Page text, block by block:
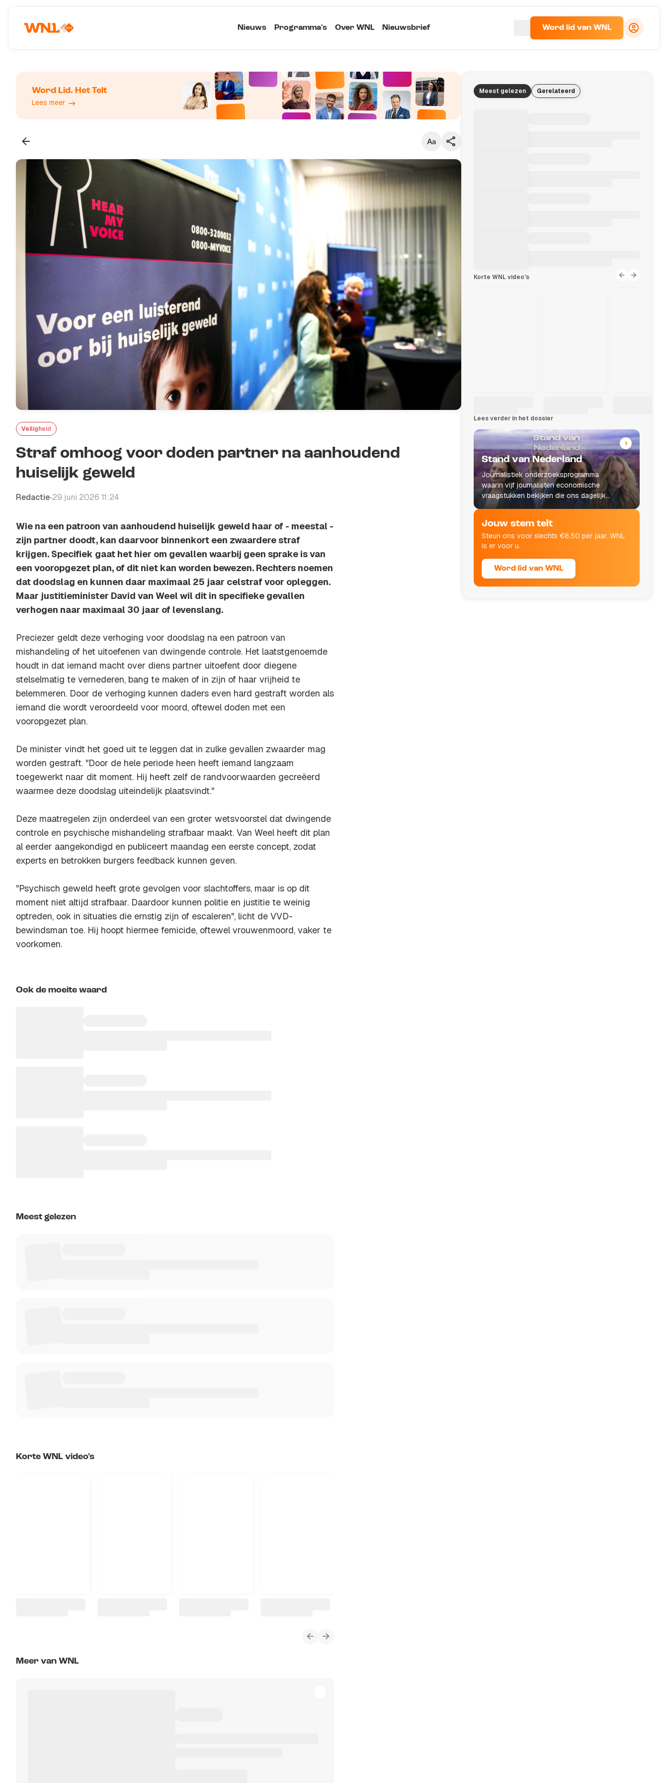
Nieuws Programma's Over WNL Nieuwsbrief Word lid van WNL
Word Lid. Het Telt
Lees meer
Klein
Groot
Kopieer link
Veiligheid
Straf omhoog voor doden partner na aanhoudend
huiselijk geweld
Redactie•29 juni 2026 11:24
Wie na een patroon van aanhoudend huiselijk geweld haar of - meestal -
zijn partner doodt, kan daarvoor binnenkort een zwaardere straf
krijgen. Specifiek gaat het hier om gevallen waarbij geen sprake is van
een vooropgezet plan, of dit niet kan worden bewezen. Rechters noemen
dat doodslag en kunnen daar maximaal 25 jaar celstraf voor opleggen.
Maar justitieminister David van Weel wil dit in specifieke gevallen
verhogen naar maximaal 30 jaar of levenslang.
Preciezer geldt deze verhoging voor doodslag na een patroon van
mishandeling of het uitoefenen van dwingende controle. Het laatstgenoemde
houdt in dat iemand macht over diens partner uitoefent door diegene
stelselmatig te vernederen, bang te maken of in zijn of haar vrijheid te
belemmeren. Door de verhoging kunnen daders even hard gestraft worden als
iemand die wordt veroordeeld voor moord, oftewel doden met een
vooropgezet plan.
De minister vindt het goed uit te leggen dat in zulke gevallen zwaarder mag
worden gestraft. "Door de hele periode heen heeft iemand langzaam
toegewerkt naar dit moment. Hij heeft zelf de randvoorwaarden gecreëerd
waarmee deze doodslag uiteindelijk plaatsvindt."
Deze maatregelen zijn onderdeel van een groter wetsvoorstel dat dwingende
controle en psychische mishandeling strafbaar maakt. Van Weel heeft dit plan
al eerder aangekondigd en publiceert maandag een eerste concept, zodat
experts en betrokken burgers feedback kunnen geven.
"Psychisch geweld heeft grote gevolgen voor slachtoffers, maar is op dit
moment niet altijd strafbaar. Daardoor kunnen politie en justitie te weinig
optreden, ook in situaties die ernstig zijn of escaleren", licht de VVD-
bewindsman toe. Hij hoopt hiermee femicide, oftewel vrouwenmoord, vaker te
voorkomen.
Ook de moeite waard
Meest gelezen
Korte WNL video's
Meer van WNL
Meest gelezen Gerelateerd
Korte WNL video's
Lees verder in het dossier
Stand van Nederland
Journalistiek onderzoeksprogramma
waarin vijf journalisten economische
vraagstukken bekijken die ons dagelijks
leven raken.
Jouw stem telt
Steun ons voor slechts €8,50 per jaar. WNL
is er voor u.
Word lid van WNL